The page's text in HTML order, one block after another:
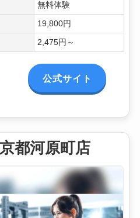
無料体験
19,800円
2,475円～
公式サイト
都河原町店